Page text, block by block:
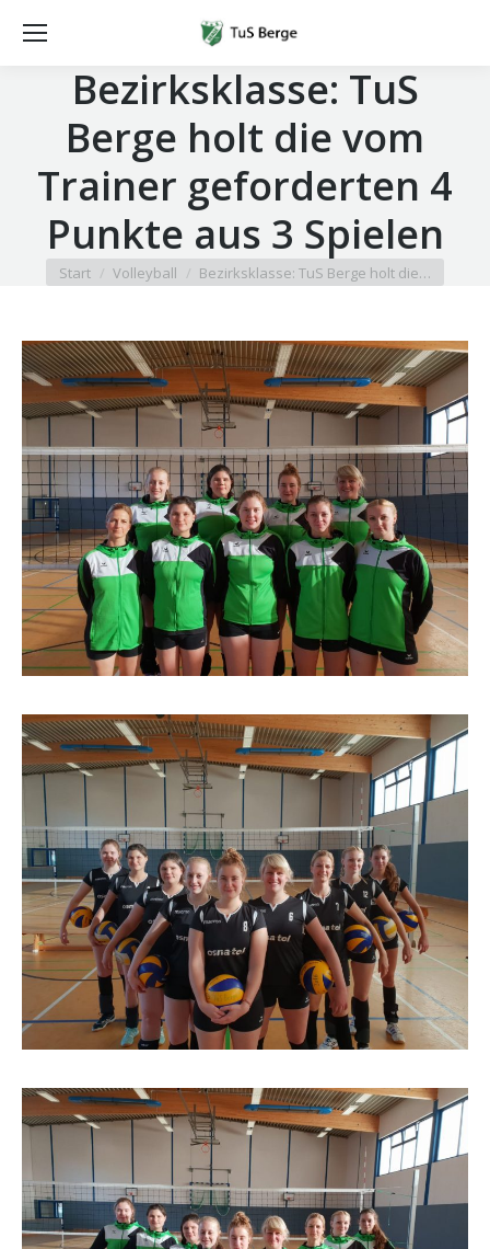
Bezirksklasse: TuS
Berge holt die vom
Trainer geforderten 4
Punkte aus 3 Spielen
Sie befinden sich hier:
Start Volleyball Bezirksklasse: TuS Berge holt die…